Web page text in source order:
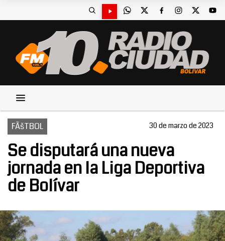
FÃšTBOL 30 de marzo de 2023
Se disputará una nueva
jornada en la Liga Deportiva
de Bolívar